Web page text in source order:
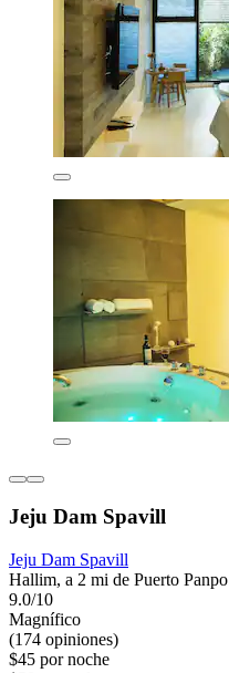
Jeju Dam Spavill
Jeju Dam Spavill
Hallim, a 2 mi de Puerto Panpo
9.0/10
Magnífico
(174 opiniones)
$45 por noche